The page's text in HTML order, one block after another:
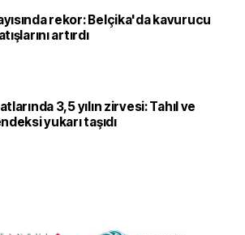
rekor: Belçika'da kavurucu
artırdı
3,5 yılın zirvesi: Tahıl ve
yukarı taşıdı